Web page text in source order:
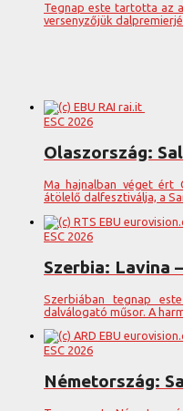
Tegnap este tartotta az
versenyzőjük
ESC 2026
Olaszország:
Ma hajnalban véget ért
átölelő dalfesztiválja, a
ESC 2026
Szerbia: Lavina
Szerbiában tegnap
dalválogató műsor. A
ESC 2026
Németország: